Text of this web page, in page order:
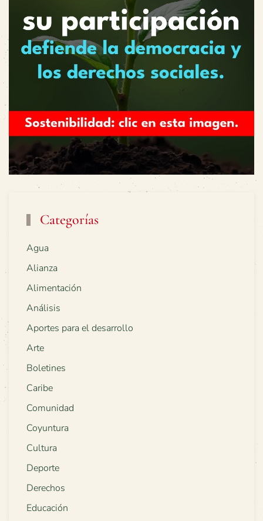
Categorías
Agua
Alianza
Alimentación
Análisis
Aportes para el desarrollo
Arte
Boletines
Caribe
Comunidad
Coyuntura
Cultura
Deporte
Derechos
Educación